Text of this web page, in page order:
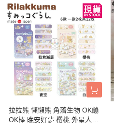
拉拉熊 懶懶熊 角落生物 OK繃
OK棒 晚安好夢 櫻桃 外星人來